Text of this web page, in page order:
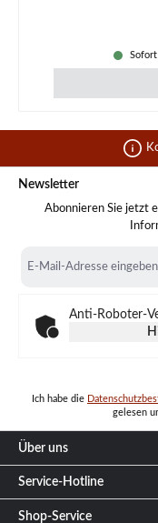
Newsletter
Abonnieren Sie jetzt
Mail-
Anti-Roboter-
Ich habe die
gelesen
Über uns
Service-Hotline
Shop-Service